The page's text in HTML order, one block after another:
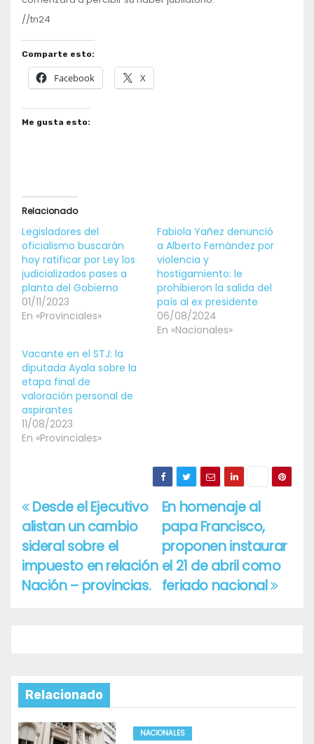
//tn24
Comparte esto:
Facebook X
Me gusta esto:
Relacionado
Legisladores del
oficialismo buscarán
hoy ratificar por Ley los
judicializados pases a
planta del Gobierno
01/11/2023
En «Provinciales»
Fabiola Yañez denunció
a Alberto Fernández por
violencia y
hostigamiento: le
prohibieron la salida del
país al ex presidente
06/08/2024
En «Nacionales»
Vacante en el STJ: la
diputada Ayala sobre la
etapa final de
valoración personal de
aspirantes
11/08/2023
En «Provinciales»
Navegación
de
entradas
En homenaje al
papa Francisco,
proponen instaurar
el 21 de abril como
feriado nacional
Desde el Ejecutivo
alistan un cambio
sideral sobre el
impuesto en relación
Nación – provincias.
Relacionado
NACIONALES